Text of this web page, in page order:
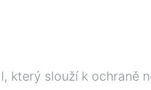
který slouží k ochraně